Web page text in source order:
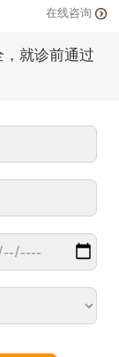
在线咨询
就诊前通过